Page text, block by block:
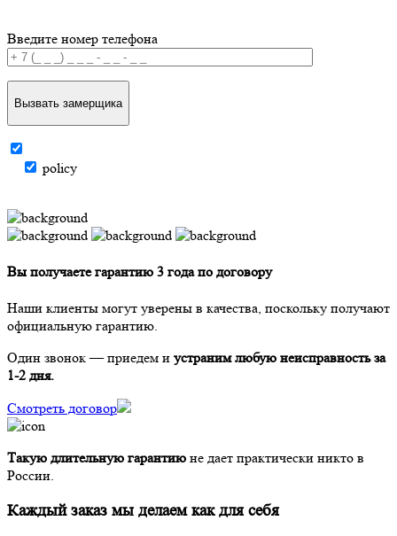
Введите номер телефона
Вызвать замерщика
policy
Вы получаете гарантию 3 года по договору
Наши клиенты могут уверены в качества, поскольку получают
официальную гарантию.
Один звонок — приедем и устраним любую неисправность за
1-2 дня.
Смотреть договор
Такую длительную гарантию не дает практически никто в
России.
Каждый заказ мы делаем как для себя